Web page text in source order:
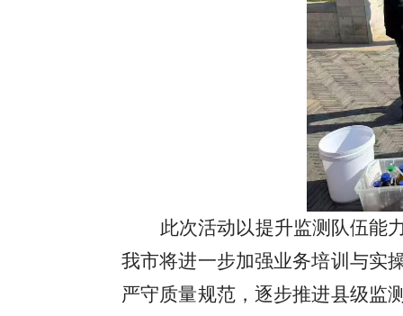
此次活动以提升监测队伍能
我市将进一步加强业务培训与实
严守质量规范， 逐步推进县级监